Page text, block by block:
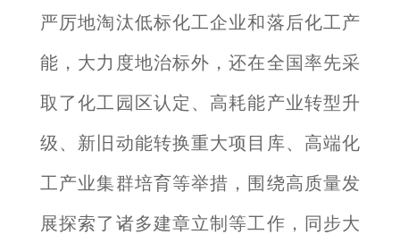
严厉地淘汰低标化工企业和落后化工产
能，大力度地治标外，还在全国率先采
取了化工园区认定、高耗能产业转型升
级、新旧动能转换重大项目库、高端化
工产业集群培育等举措，围绕高质量发
展探索了诸多建章立制等工作，同步大